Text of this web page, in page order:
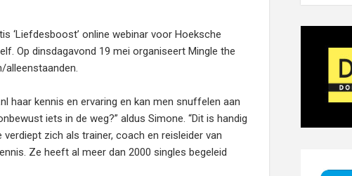
‘Liefdesboost’ online webinar voor Hoeksche
Op dinsdagavond 19 mei organiseert Mingle the
alleenstaanden.
haar kennis en ervaring en kan men snuffelen aan
iets in de weg?” aldus Simone. “Dit is handig
zich als trainer, coach en reisleider van
Ze heeft al meer dan 2000 singles begeleid